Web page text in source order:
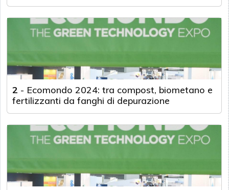
2 - Ecomondo 2024: tra compost, biometano e
fertilizzanti da fanghi di depurazione